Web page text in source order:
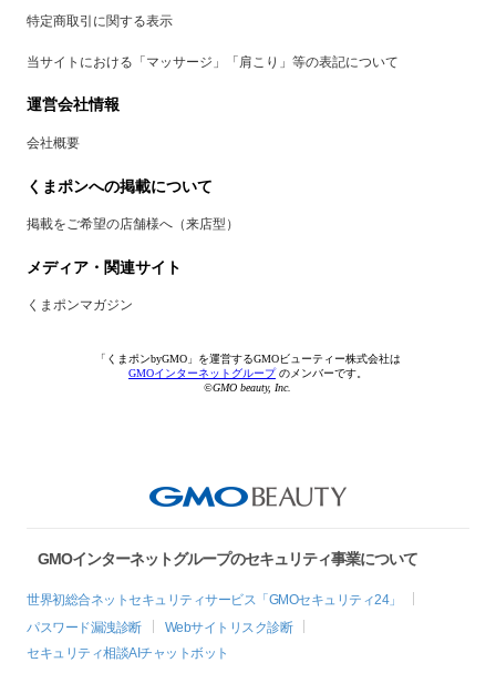
特定商取引に関する表示
当サイトにおける「マッサージ」「肩こり」等の表記について
運営会社情報
会社概要
くまポンへの掲載について
掲載をご希望の店舗様へ（来店型）
メディア・関連サイト
くまポンマガジン
「くまポンbyGMO」を運営するGMOビューティー株式会社は
GMOインターネットグループのメンバーです。
©GMO beauty, Inc.
GMOインターネットグループのセキュリティ事業について
世界初総合ネットセキュリティサービス「GMOセキュリティ24」
パスワード漏洩診断
Webサイトリスク診断
セキュリティ相談AIチャットボット